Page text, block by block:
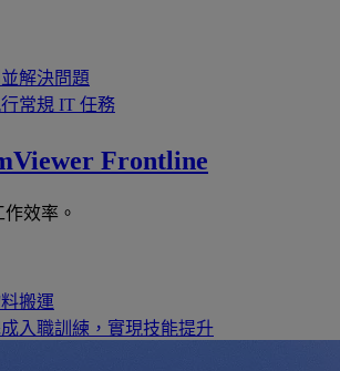
解決問題
常規 IT 任務
Frontline
效率。
搬運
入職訓練，實現技能提升